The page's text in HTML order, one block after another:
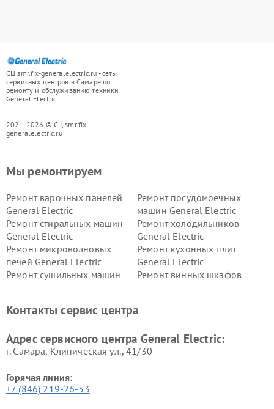
СЦ smr.fix-generalelectric.ru - сеть
сервисных центров в Самаре по
ремонту и обслуживанию техники
General Electric
2021-2026 © СЦ smr.fix-
generalelectric.ru
Мы ремонтируем
Ремонт варочных панелей
General Electric
Ремонт посудомоечных
машин General Electric
Ремонт стиральных машин
General Electric
Ремонт холодильников
General Electric
Ремонт микроволновых
печей General Electric
Ремонт кухонных плит
General Electric
Ремонт сушильных машин
Ремонт винных шкафов
Electric
General Electric
Контакты сервис центра
Адрес сервисного центра General Electric:
г. Самара, Клиническая ул., 41/30
Горячая линия:
+7 (846) 219-26-53